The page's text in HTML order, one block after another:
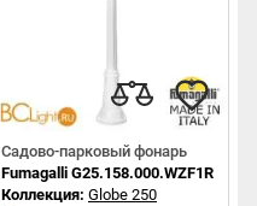
Садово-парковый фонарь
Fumagalli G25.158.000.WZF1R
Коллекция: Globe 250